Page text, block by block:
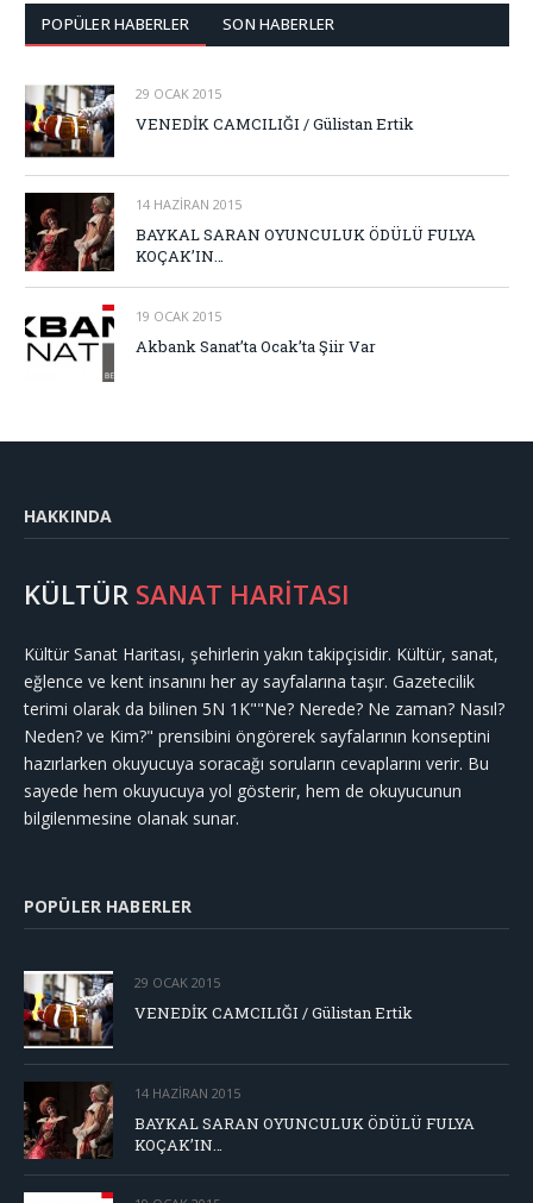
POPÜLER HABERLER SON HABERLER
29 OCAK 2015
VENEDİK CAMCILIĞI / Gülistan Ertik
14 HAZIRAN 2015
BAYKAL SARAN OYUNCULUK ÖDÜLÜ FULYA
KOÇAK’IN…
19 OCAK 2015
Akbank Sanat’ta Ocak’ta Şiir Var
HAKKINDA
KÜLTÜR SANAT HARİTASI
Kültür Sanat Haritası, şehirlerin yakın takipçisidir. Kültür, sanat,
eğlence ve kent insanını her ay sayfalarına taşır. Gazetecilik
terimi olarak da bilinen 5N 1K""Ne? Nerede? Ne zaman? Nasıl?
Neden? ve Kim?" prensibini öngörerek sayfalarının konseptini
hazırlarken okuyucuya soracağı soruların cevaplarını verir. Bu
sayede hem okuyucuya yol gösterir, hem de okuyucunun
bilgilenmesine olanak sunar.
POPÜLER HABERLER
29 OCAK 2015
VENEDİK CAMCILIĞI / Gülistan Ertik
14 HAZIRAN 2015
BAYKAL SARAN OYUNCULUK ÖDÜLÜ FULYA
KOÇAK’IN…